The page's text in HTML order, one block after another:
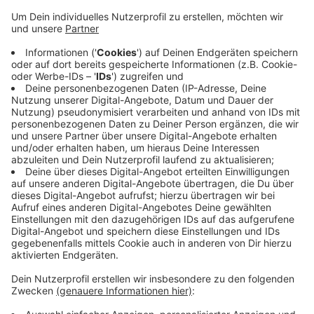
Anzeige
In der Corona-Pandemie sei deutlich geworden, wie
sehr es auf die Ernährungsindustrie ankommt. Damit
Supermarktregale voll blieben, würden die
Beschäftigten in vielen Betrieben Überstunden und
Sonderschichten machen, heißt es. Nach Angaben der
Arbeitsagentur beschäftigt die Lebensmittelindustrie
im Kreis Kleve rund 4.500 Menschen in 99 Betrieben.
Anzeige